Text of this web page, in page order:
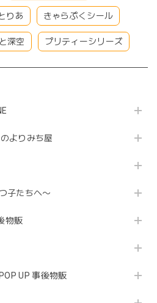
りあ きゃらぷくシール
深空 プリティーシリーズ
のよりみち屋
子たちへ〜
物販
UP 事後物販